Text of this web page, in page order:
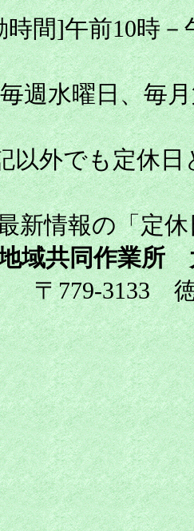
時間]午前10時
週水曜日、毎
以外でも定休日
新情報の「定
域共同作業所
〒779-3133